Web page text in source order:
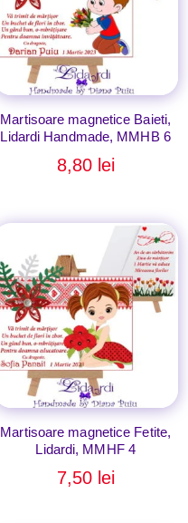
Martisoare magnetice Baieti,
Lidardi Handmade, MMHB 6
8,80 lei
Martisoare magnetice Fetite,
Lidardi, MMHF 4
7,50 lei